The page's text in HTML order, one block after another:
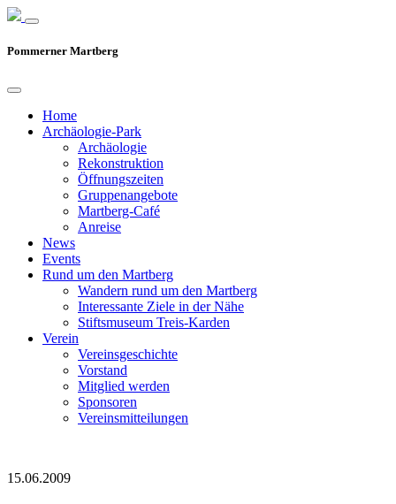
Pommerner Martberg
Home
Archäologie-Park
Archäologie
Rekonstruktion
Öffnungszeiten
Gruppenangebote
Martberg-Café
Anreise
News
Events
Rund um den Martberg
Wandern rund um den Martberg
Interessante Ziele in der Nähe
Stiftsmuseum Treis-Karden
Verein
Vereinsgeschichte
Vorstand
Mitglied werden
Sponsoren
Vereinsmitteilungen
15.06.2009